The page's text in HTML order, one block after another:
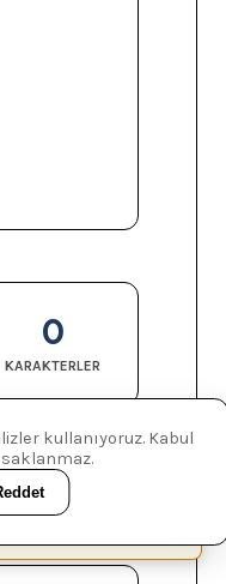
kullanıyoruz. Kabul
0
KARAKTERLER
0
PARAGRAF